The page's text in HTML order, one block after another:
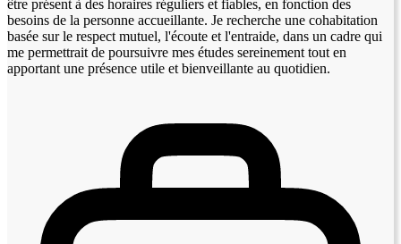
être présent à des horaires réguliers et fiables, en fonction des
besoins de la personne accueillante. Je recherche une cohabitation
basée sur le respect mutuel, l'écoute et l'entraide, dans un cadre qui
me permettrait de poursuivre mes études sereinement tout en
apportant une présence utile et bienveillante au quotidien.